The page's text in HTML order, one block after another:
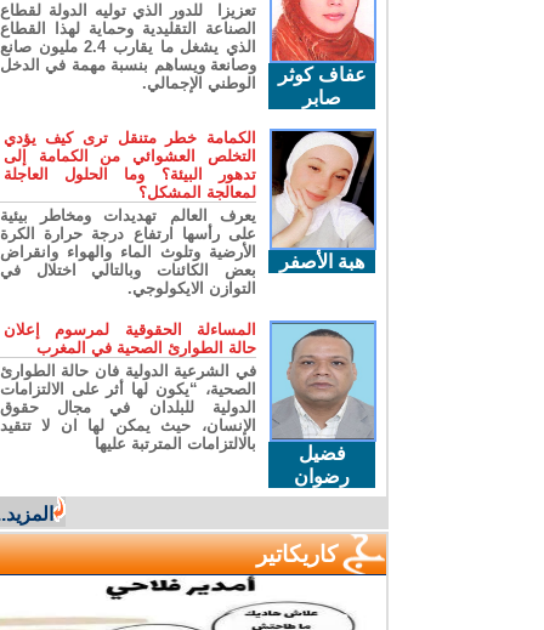
عفاف كوثر
صابر
تعزيزا للدور الذي توليه الدولة لقطاع
الصناعة التقليدية وحماية لهذا القطاع
الذي يشغل ما يقارب 2.4 مليون صانع
وصانعة ويساهم بنسبة مهمة في الدخل
الوطني الإجمالي.
هبة الأصفر
الكمامة خطر متنقل ترى كيف يؤدي
التخلص العشوائي من الكمامة إلى
تدهور البيئة؟ وما الحلول العاجلة
لمعالجة المشكل؟
يعرف العالم تهديدات ومخاطر بيئية
على رأسها ارتفاع درجة حرارة الكرة
الأرضية وتلوث الماء والهواء وانقراض
بعض الكائنات وبالتالي اختلال في
التوازن الايكولوجي.
فضيل
رضوان
المساءلة الحقوقية لمرسوم إعلان
حالة الطوارئ الصحية في المغرب
في الشرعية الدولية فان حالة الطوارئ
الصحية، “يكون لها أثر على الالتزامات
الدولية للبلدان في مجال حقوق
الإنسان، حيث يمكن لها ان لا تتقيد
بالالتزامات المترتبة عليها
المزيد...
كاريكاتير